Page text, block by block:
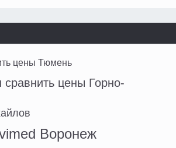
цены Тюмень
цены Горно-
Воронеж